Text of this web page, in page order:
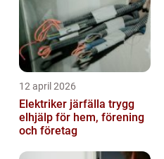
12 april 2026
Elektriker järfälla trygg
elhjälp för hem, förening
och företag